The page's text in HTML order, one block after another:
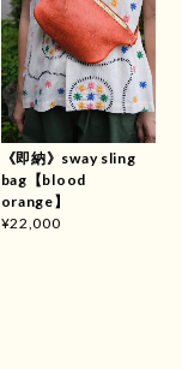
《即納》sway sling
bag【blood
orange】
¥22,000